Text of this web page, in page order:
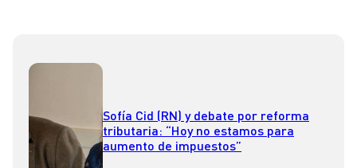
Sofía Cid (RN) y debate por reforma
tributaria: “Hoy no estamos para
aumento de impuestos”